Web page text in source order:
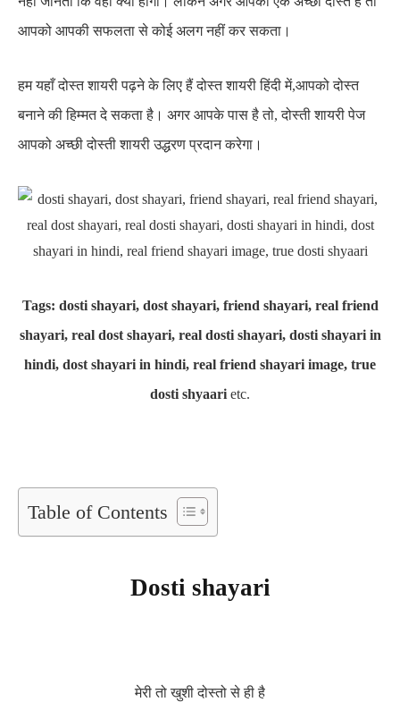
आपको आपकी सफलता से कोई अलग नहीं कर सकता।
हम यहाँ दोस्त शायरी पढ़ने के लिए हैं दोस्त शायरी हिंदी में,आपको दोस्त
बनाने की हिम्मत दे सकता है। अगर आपके पास है तो, दोस्ती शायरी पेज
आपको अच्छी दोस्ती शायरी उद्धरण प्रदान करेगा।
Tags: dosti shayari, dost shayari, friend shayari, real friend
shayari, real dost shayari, real dosti shayari, dosti shayari in
hindi, dost shayari in hindi, real friend shayari image, true
dosti shyaari etc.
Table of Contents
Dosti shayari
मेरी तो खुशी दोस्तो से ही है